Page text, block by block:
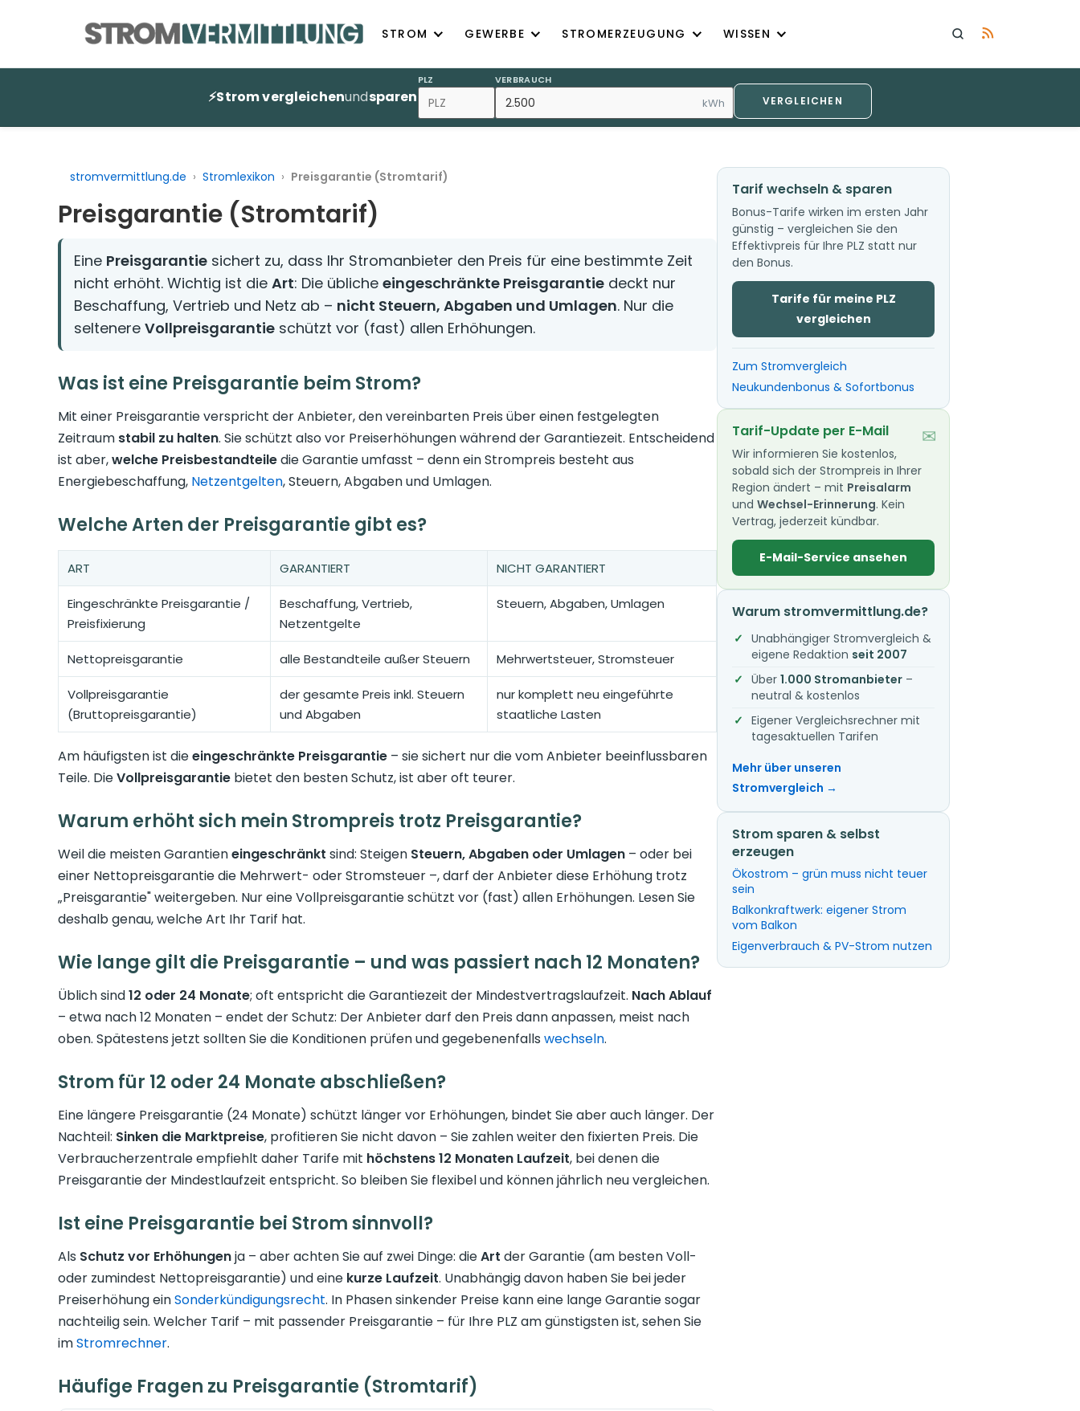
STROM GEWERBE STROMERZEUGUNG WISSEN
⚡Strom vergleichenundsparen
PLZ VERBRAUCH
kWh VERGLEICHEN
stromvermittlung.de › Stromlexikon › Preisgarantie (Stromtarif)
Preisgarantie (Stromtarif)
Eine Preisgarantie sichert zu, dass Ihr Stromanbieter den Preis für eine bestimmte Zeit
nicht erhöht. Wichtig ist die Art: Die übliche eingeschränkte Preisgarantie deckt nur
Beschaffung, Vertrieb und Netz ab – nicht Steuern, Abgaben und Umlagen. Nur die
seltenere Vollpreisgarantie schützt vor (fast) allen Erhöhungen.
Was ist eine Preisgarantie beim Strom?
Mit einer Preisgarantie verspricht der Anbieter, den vereinbarten Preis über einen festgelegten
Zeitraum stabil zu halten. Sie schützt also vor Preiserhöhungen während der Garantiezeit. Entscheidend
ist aber,welche Preisbestandteiledie Garantie umfasst – denn ein Strompreis besteht aus
Energiebeschaffung, Netzentgelten, Steuern, Abgaben und Umlagen.
Welche Arten der Preisgarantie gibt es?
ART GARANTIERT NICHT GARANTIERT
Eingeschränkte Preisgarantie /
Preisfixierung
Beschaffung, Vertrieb,
Netzentgelte
Steuern, Abgaben, Umlagen
Nettopreisgarantie alle Bestandteile außer Steuern Mehrwertsteuer, Stromsteuer
Vollpreisgarantie
(Bruttopreisgarantie)
der gesamte Preis inkl. Steuern
und Abgaben
nur komplett neu eingeführte
staatliche Lasten
Am häufigsten ist dieeingeschränkte Preisgarantie – sie sichert nur die vom Anbieter beeinflussbaren
Teile. DieVollpreisgarantie bietet den besten Schutz, ist aber oft teurer.
Warum erhöht sich mein Strompreis trotz Preisgarantie?
Weil die meisten Garantieneingeschränkt sind: Steigen Steuern, Abgaben oder Umlagen – oder bei
einer Nettopreisgarantie die Mehrwert- oder Stromsteuer –, darf der Anbieter diese Erhöhung trotz
„Preisgarantie" weitergeben. Nur eine Vollpreisgarantie schützt vor (fast) allen Erhöhungen. Lesen Sie
deshalb genau, welche Art Ihr Tarif hat.
Wie lange gilt die Preisgarantie – und was passiert nach 12 Monaten?
Üblich sind12 oder 24 Monate; oft entspricht die Garantiezeit der Mindestvertragslaufzeit. Nach Ablauf
– etwa nach 12 Monaten – endet der Schutz: Der Anbieter darf den Preis dann anpassen, meist nach
oben. Spätestens jetzt sollten Sie die Konditionen prüfen und gegebenenfalls wechseln.
Strom für 12 oder 24 Monate abschließen?
Eine längere Preisgarantie (24 Monate) schützt länger vor Erhöhungen, bindet Sie aber auch länger. Der
Nachteil: Sinken die Marktpreise, profitieren Sie nicht davon – Sie zahlen weiter den fixierten Preis. Die
Verbraucherzentrale empfiehlt daher Tarife mit höchstens 12 Monaten Laufzeit, bei denen die
Preisgarantie der Mindestlaufzeit entspricht. So bleiben Sie flexibel und können jährlich neu vergleichen.
Ist eine Preisgarantie bei Strom sinnvoll?
Als Schutz vor Erhöhungenja – aber achten Sie auf zwei Dinge: dieArt der Garantie (am besten Voll-
oder zumindest Nettopreisgarantie) und eine kurze Laufzeit. Unabhängig davon haben Sie bei jeder
Preiserhöhung einSonderkündigungsrecht. In Phasen sinkender Preise kann eine lange Garantie sogar
nachteilig sein. Welcher Tarif – mit passender Preisgarantie – für Ihre PLZ am günstigsten ist, sehen Sie
imStromrechner.
Häufige Fragen zu Preisgarantie (Stromtarif)
Tarif wechseln & sparen
Bonus-Tarife wirken im ersten Jahr
günstig – vergleichen Sie den
Effektivpreis für Ihre PLZ statt nur
den Bonus.
Tarife für meine PLZ
vergleichen
Zum Stromvergleich
Neukundenbonus & Sofortbonus
✉
Tarif-Update per E-Mail
Wir informieren Sie kostenlos,
sobald sich der Strompreis in Ihrer
Region ändert – mit Preisalarm
und Wechsel-Erinnerung. Kein
Vertrag, jederzeit kündbar.
E-Mail-Service ansehen
Warum stromvermittlung.de?
Unabhängiger Stromvergleich &
eigene Redaktion seit 2007
Über 1.000 Stromanbieter –
neutral & kostenlos
Eigener Vergleichsrechner mit
tagesaktuellen Tarifen
Mehr über unseren
Stromvergleich →
Strom sparen & selbst
erzeugen
Ökostrom – grün muss nicht teuer
sein
Balkonkraftwerk: eigener Strom
vom Balkon
Eigenverbrauch & PV-Strom nutzen